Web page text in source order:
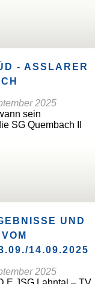
- ASSLARER S
2025
sein
SG Quembach II
UND
14.09.2025
2025